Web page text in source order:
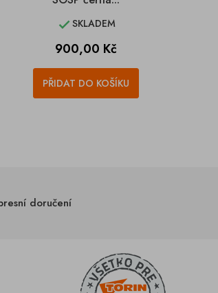
SKLADEM
Cena
900,00 Kč
PŘIDAT DO KOŠÍKU
doručení